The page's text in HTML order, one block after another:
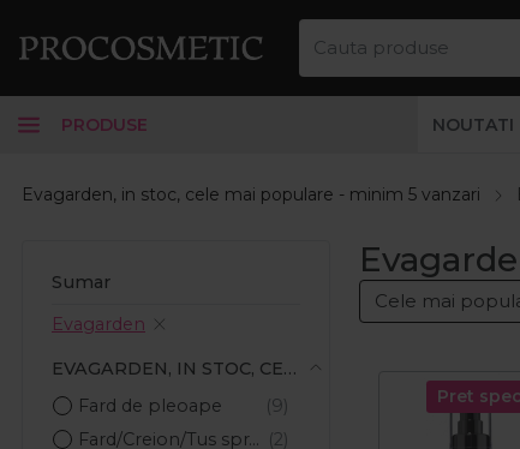
PRODUSE NOUTATI
Evagarden, in stoc, cele mai populare - minim 5 vanzari
Sumar
Evagarden
EVAGARDEN, IN STOC, CELE MAI POPULARE - MINIM 5 VANZARI
Fard de pleoape
Fard/Creion/Tus sprancene
Pret